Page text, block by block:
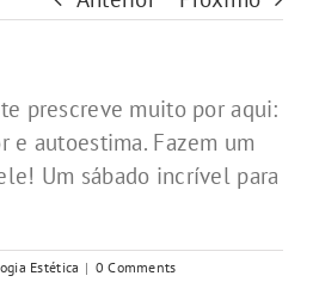
prescreve muito por aqui:
e autoestima. Fazem um
Um sábado incrível para
Estética | 0 Comments